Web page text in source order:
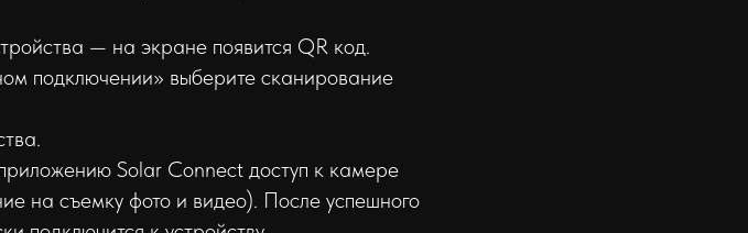
— на экране появится QR код.
подключении» выберите сканирование
Solar Connect доступ к камере
на съемку фото и видео). После успешного